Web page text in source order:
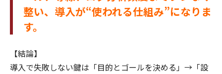
整い、導入が“使われる仕組み”になりま
す。
【結論】
導入で失敗しない鍵は「目的とゴールを決める」→「設